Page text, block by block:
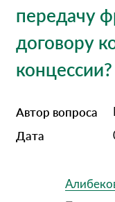
передачу
договору
концессии?
Автор вопроса
Дата